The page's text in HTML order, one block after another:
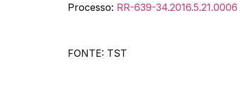
Processo: RR-639-34.2016.5.21.0006
FONTE: TST